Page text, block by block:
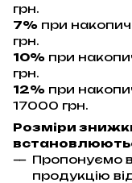
грн.
7% при
грн.
10% при
грн.
12% при
17000 грн.
Розміри
Пропонуємо
продукцію